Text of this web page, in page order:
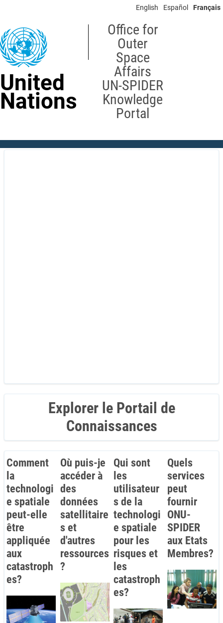
content
English Español Français
United
Nations
Office for
Outer
Space
Affairs
UN-SPIDER
Knowledge
Portal
Explorer le Portail de
Connaissances
Comment
la
technologi
e spatiale
peut-elle
être
appliquée
aux
catastroph
es?
Où puis-je
accéder à
des
données
satellitaire
s et
d'autres
ressources
?
Qui sont
les
utilisateur
s de la
technologi
e spatiale
pour les
risques et
les
catastroph
es?
Quels
services
peut
fournir
ONU-
SPIDER
aux Etats
Membres?